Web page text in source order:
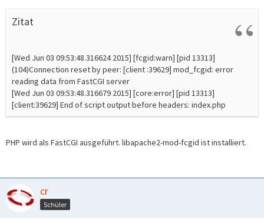
Zitat
[Wed Jun 03 09:53:48.316624 2015] [fcgid:warn] [pid 13313]
(104)Connection reset by peer: [client :39629] mod_fcgid: error
reading data from FastCGI server
[Wed Jun 03 09:53:48.316679 2015] [core:error] [pid 13313]
[client:39629] End of script output before headers: index.php
PHP wird als FastCGI ausgeführt. libapache2-mod-fcgid ist installiert.
cr
Schüler